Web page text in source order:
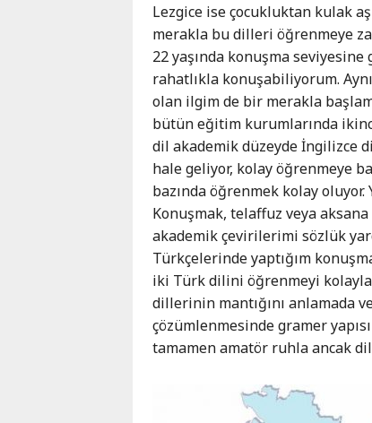
Lezgice ise çocukluktan kulak
merakla bu dilleri öğrenmeye
22 yaşında konuşma
rahatlıkla konuşabiliyorum.
olan ilgim de bir merakla
bütün eğitim kurumlarında
dil akademik düzeyde İngilizce
hale geliyor, kolay öğrenmeye
bazında öğrenmek kolay oluyor.
Konuşmak, telaffuz veya
akademik çevirilerimi sözlük
Türkçelerinde yaptığım
iki Türk dilini öğrenmeyi
dillerinin mantığını anlamada
çözümlenmesinde gramer
tamamen amatör ruhla ancak